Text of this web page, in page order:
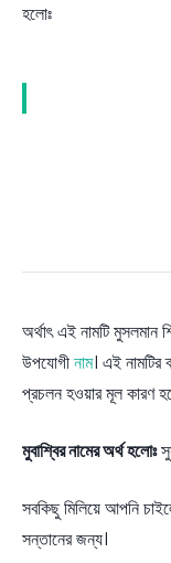
হলোঃ
অর্থাৎ এই নামটি মুসলমান
উপযোগীনাম। এই নামটির
প্রচলন হওয়ার মূল কারণ
মুবাশ্বির নামের অর্থ হলোঃ
সবকিছু মিলিয়ে আপনি
সন্তানের জন্য।